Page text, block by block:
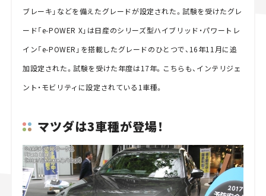
ブレーキ」などを備えたグレードが設定された。試験を受けたグレ
ード「e-POWER X」は日産のシリーズ型ハイブリッド・パワートレ
イン「e-POWER」を搭載したグレードのひとつで、16年11月に追
加設定された。試験を受けた年度は17年。こちらも、インテリジェ
ント・モビリティに設定されている1車種。
マツダは3車種が登場！